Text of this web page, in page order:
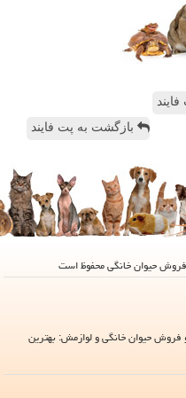
بازگشت به پت فایند
فروش حیوان خانگی و لوازمش: بهترین